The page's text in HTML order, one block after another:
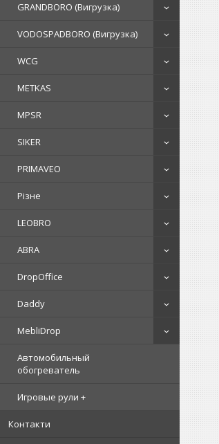
GRANDBORO (Вигрузка)
VODOSPADBORO (Вигрузка)
WCG
METKAS
MPSR
SIKER
PRIMAVEO
Різне
LEOBRO
ABRA
DropOffice
Daddy
MebliDrop
Автомобильный
обогреватель
Игровые рули +
Контакти